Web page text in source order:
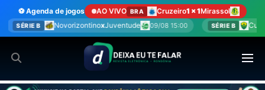
para
o
⚽ Agenda de jogos AO VIVO BRA Cruzeiro1 x 1Mirassol
xJuventude 09/08 15:00 SÉRIE B Cuiabá x Fortaleza 09/08